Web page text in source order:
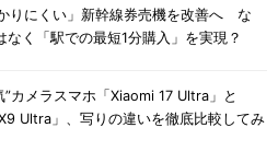
りにくい」新幹線券売機を改善へ な
なく「駅での最短1分購入」を実現？
カメラスマホ「Xiaomi 17 Ultra」と
X9 Ultra」、写りの違いを徹底比較してみ